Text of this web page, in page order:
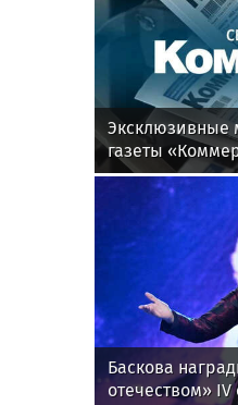
Эксклюзивные
газеты
Баскова
отечеством» IV